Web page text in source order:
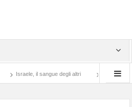
Israele, il sangue degli altri Lotta di classe…